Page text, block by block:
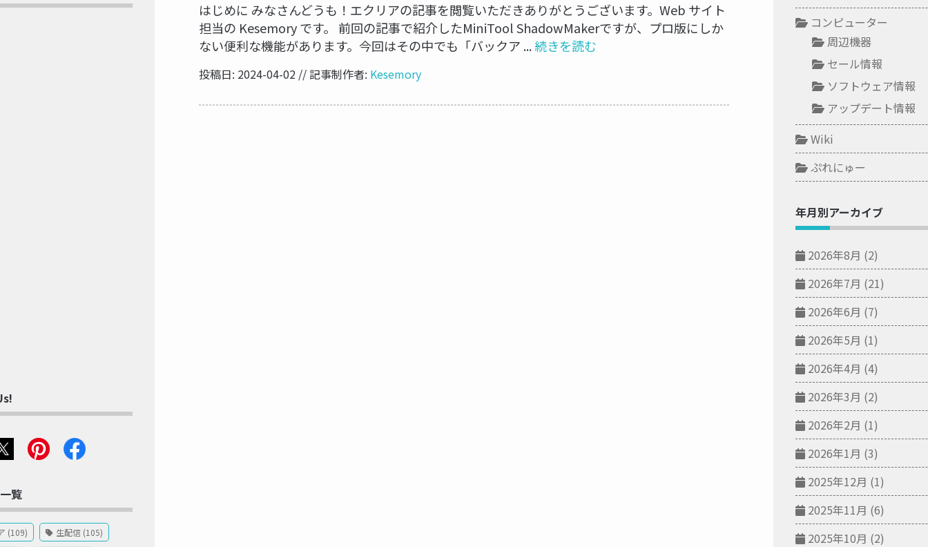
はじめに みなさんどうも！エクリアの記事を閲覧いただきありがとうございます。Web サイト
担当の Kesemory です。 前回の記事で紹介したMiniTool ShadowMakerですが、プロ版にしか
ない便利な機能があります。今回はその中でも「バックア ...続きを読む
投稿日: 2024-04-02 // 記事制作者: Kesemory
覧
(109) 生配信 (105)
コンピューター
周辺機器
セール情報
ソフトウェア情報
アップデート情報
Wiki
ぷれにゅー
年月別アーカイブ
2026年8月 (2)
2026年7月 (21)
2026年6月 (7)
2026年5月 (1)
2026年4月 (4)
2026年3月 (2)
2026年2月 (1)
2026年1月 (3)
2025年12月 (1)
2025年11月 (6)
2025年10月 (2)